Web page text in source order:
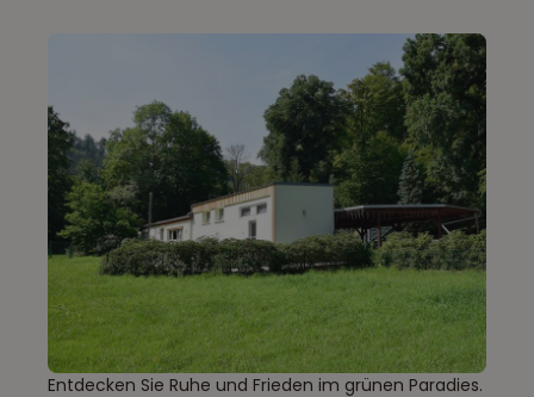
Entdecken Sie Ruhe und Frieden im grünen Paradies.